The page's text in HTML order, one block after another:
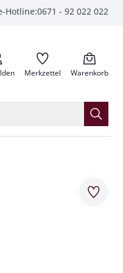
Hotline:0671 - 92 022 022
anrufen
Merkzettel Warenkorb